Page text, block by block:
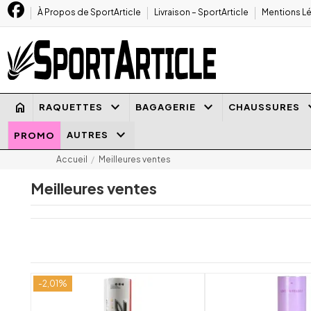
À Propos de SportArticle Livraison – SportArticle Mentions
home RAQUETTES keyboard_arrow_down BAGAGERIE keyboard_arrow_down CHAUSSURES
PROMO AUTRES keyboard_arrow_down
Accueil Meilleures ventes
Meilleures ventes
-2,01%